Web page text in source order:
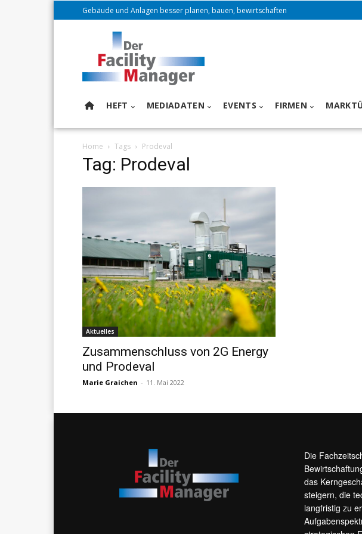
Gebäude und Anlagen besser planen, bauen, bewirtschaften
HEFT MEDIADATEN EVENTS FIRMEN
Home Tags Prodeval
Tag: Prodeval
Aktuelles
Zusammenschluss von 2G Energy
und Prodeval
Marie Graichen - 11. Mai 2022
Die
das
steigern, die
langfristig zu